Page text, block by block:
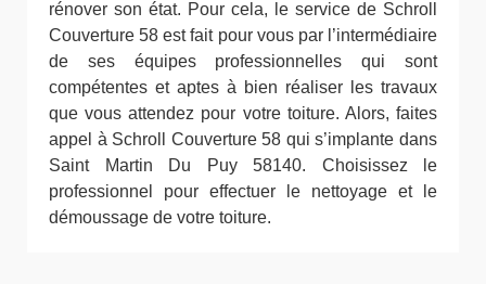
rénover son état. Pour cela, le service de Schroll
Couverture 58 est fait pour vous par l’intermédiaire
de ses équipes professionnelles qui sont
compétentes et aptes à bien réaliser les travaux
que vous attendez pour votre toiture. Alors, faites
appel à Schroll Couverture 58 qui s’implante dans
Saint Martin Du Puy 58140. Choisissez le
professionnel pour effectuer le nettoyage et le
démoussage de votre toiture.